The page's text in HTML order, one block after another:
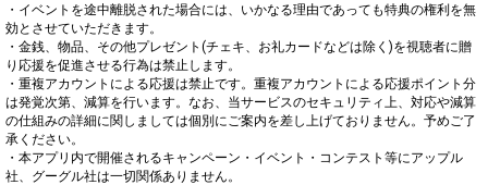
・イベントを途中離脱された場合には、いかなる理由であっても特典の権利を無
効とさせていただきます。
・金銭、物品、その他プレゼント(チェキ、お礼カードなどは除く)を視聴者に贈
り応援を促進させる行為は禁止します。
・重複アカウントによる応援は禁止です。重複アカウントによる応援ポイント分
は発覚次第、減算を行います。なお、当サービスのセキュリティ上、対応や減算
の仕組みの詳細に関しましては個別にご案内を差し上げておりません。予めご了
承ください。
・本アプリ内で開催されるキャンペーン・イベント・コンテスト等にアップル
社、グーグル社は一切関係ありません。